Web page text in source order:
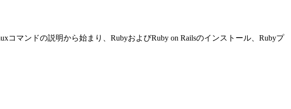
マンドの説明から始まり、RubyおよびRuby on Railsのインストール、Rubyプ